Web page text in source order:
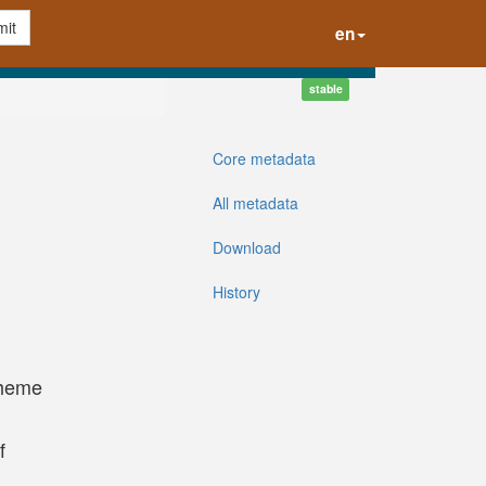
en
stable
Core metadata
All metadata
Download
History